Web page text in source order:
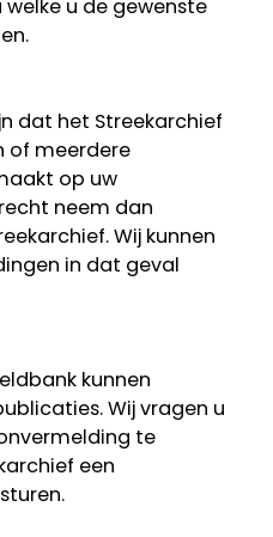
u de gewenste
dat het Streekarchief
of meerdere
op uw
neem dan
Wij kunnen
in dat geval
kunnen
Wij vragen u
te
een